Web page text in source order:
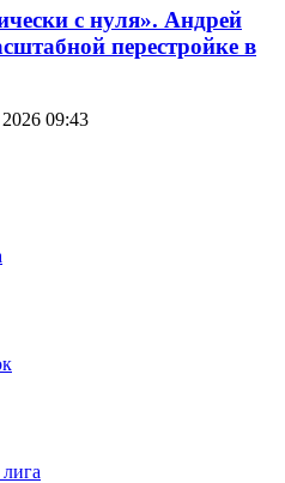
с нуля». Андрей
перестройке в
2026 09:43